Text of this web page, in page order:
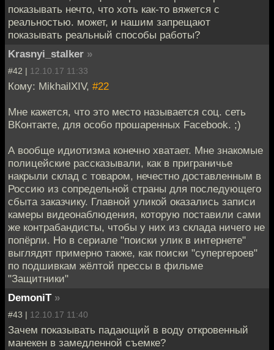
показывать нечто, что хоть как-то вяжется с
реальностью. может, и нашим запрещают
показывать реальный способы работы?
Krasnyi_stalker »
#42 | 12.10.17 11:33
Кому: MikhailXIV, #22
Мне кажется, что это место называется соц. сеть
ВКонтакте, для особо прошаренных Facebook. ;)
А вообще идиотизма конечно хватает. Мне знакомые
полицейские рассказывали, как в приграничье
накрыли склад с товаром, нечестно доставленным в
Россию из сопредельной страны для последующего
сбыта заказчику. Главной уликой оказались записи
камеры видеонаблюдения, которую поставили сами
же контрабандисты, чтобы у них из склада ничего не
попёрли. Но в сериале "поиски улик в интернете"
выглядят примерно также, как поиски "супергероев"
по подшивкам жёлтой прессы в фильме
"Защитники"
DemoniT »
#43 | 12.10.17 11:40
Зачем показывать падающий в воду откровенный
манекен в замедленной съемке?